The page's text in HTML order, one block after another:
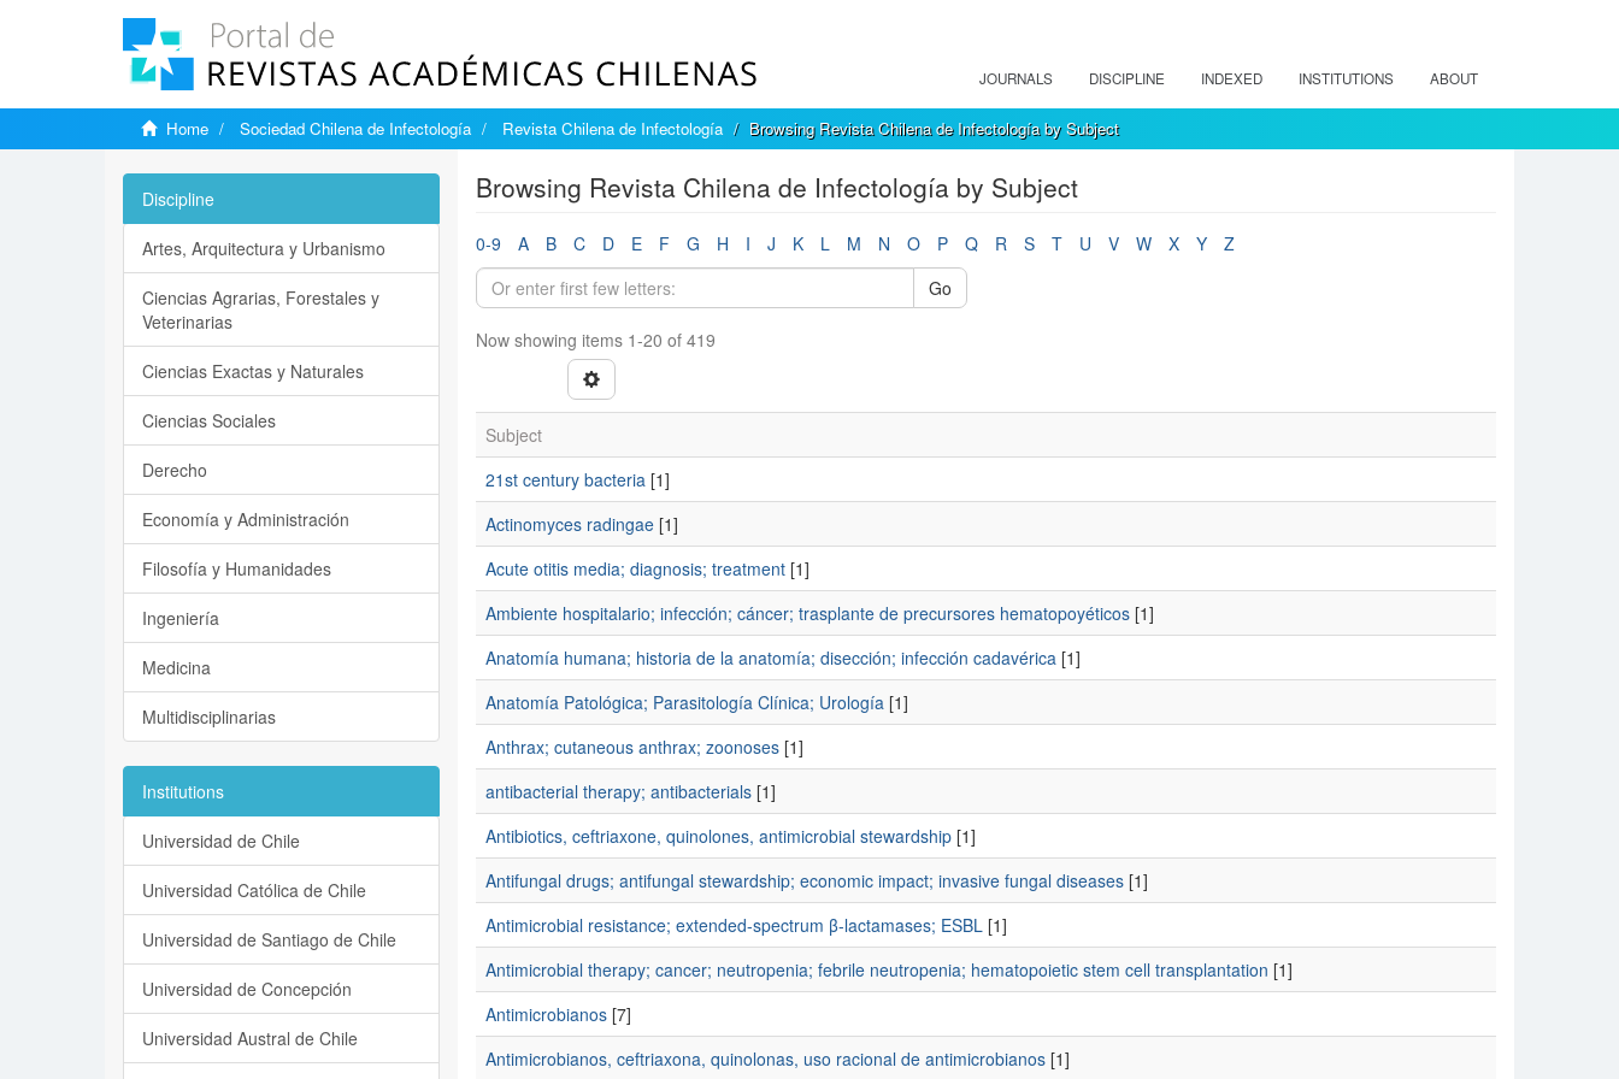
JOURNALS DISCIPLINE INDEXED INSTITUTIONS ABOUT
Home Sociedad Chilena de Infectología Revista Chilena de Infectología Browsing Revista Chilena de Infectología by Subject
Browsing Revista Chilena de Infectología by Subject
0-9 A B C D E F G H I J K L M N O P Q R S T U V W X Y
Z
Go
Now showing items 1-20 of 419
Subject
21st century bacteria[1]
Actinomyces radingae[1]
Acute otitis media; diagnosis; treatment[1]
Ambiente hospitalario; infección; cáncer; trasplante de precursores hematopoyéticos[1]
Anatomía humana; historia de la anatomía; disección; infección cadavérica[1]
Anatomía Patológica; Parasitología Clínica; Urología[1]
Anthrax; cutaneous anthrax; zoonoses[1]
antibacterial therapy; antibacterials[1]
Antibiotics, ceftriaxone, quinolones, antimicrobial stewardship[1]
Antifungal drugs; antifungal stewardship; economic impact; invasive fungal diseases[1]
Antimicrobial resistance; extended-spectrum β-lactamases; ESBL[1]
Antimicrobial therapy; cancer; neutropenia; febrile neutropenia; hematopoietic stem cell transplantation [1]
Antimicrobianos[7]
Antimicrobianos, ceftriaxona, quinolonas, uso racional de antimicrobianos[1]
Discipline
Artes, Arquitectura y Urbanismo
Ciencias Agrarias, Forestales y
Veterinarias
Ciencias Exactas y Naturales
Ciencias Sociales
Derecho
Economía y Administración
Filosofía y Humanidades
Ingeniería
Medicina
Multidisciplinarias
Institutions
Universidad de Chile
Universidad Católica de Chile
Universidad de Santiago de Chile
Universidad de Concepción
Universidad Austral de Chile